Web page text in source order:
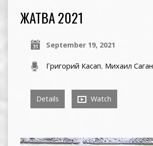
ЖАТВА 2021
September 19, 2021
Григорий Касап, Михаил Саган
Details Watch